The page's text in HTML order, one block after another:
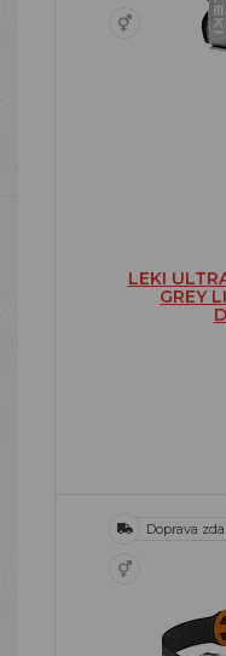
LEKI
GREY
Doprava